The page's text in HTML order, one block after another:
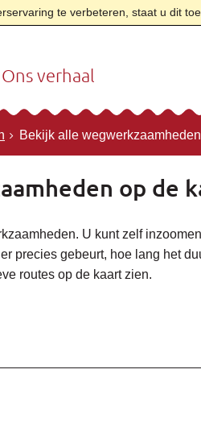
te verbeteren, staat u dit
Ons verhaal
Bekijk alle
op de
U kunt zelf
precies gebeurt, hoe lang het
routes op de kaart zien.